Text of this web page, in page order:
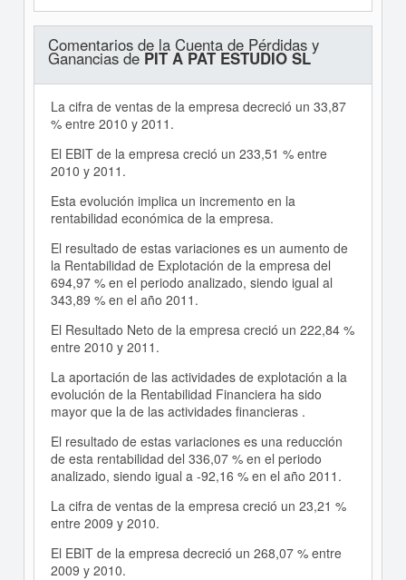
Comentarios de la Cuenta de Pérdidas y
Ganancias dePIT A PAT ESTUDIO SL
La cifra de ventas de la empresa decreció un 33,87
% entre 2010 y 2011.
El EBIT de la empresa creció un 233,51 % entre
2010 y 2011.
Esta evolución implica un incremento en la
rentabilidad económica de la empresa.
El resultado de estas variaciones es un aumento de
la Rentabilidad de Explotación de la empresa del
694,97 % en el periodo analizado, siendo igual al
343,89 % en el año 2011.
El Resultado Neto de la empresa creció un 222,84 %
entre 2010 y 2011.
La aportación de las actividades de explotación a la
evolución de la Rentabilidad Financiera ha sido
mayor que la de las actividades financieras .
El resultado de estas variaciones es una reducción
de esta rentabilidad del 336,07 % en el periodo
analizado, siendo igual a -92,16 % en el año 2011.
La cifra de ventas de la empresa creció un 23,21 %
entre 2009 y 2010.
El EBIT de la empresa decreció un 268,07 % entre
2009 y 2010.